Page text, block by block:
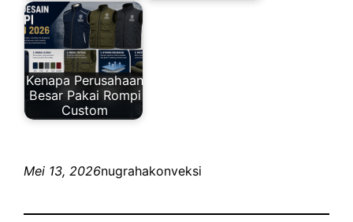
Kenapa Perusahaan
Besar Pakai Rompi
Custom
Mei 13, 2026nugrahakonveksi